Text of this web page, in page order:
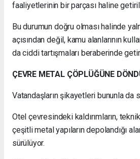
faaliyetlerinin bir parçası haline
Bu durumun doğru olması halinde
açısından değil, kamu alanlarının
da ciddi tartışmaları beraberinde
ÇEVRE METAL ÇÖPLÜĞÜNE
Vatandaşların şikayetleri bununla da
Otel çevresindeki kaldırımların,
çeşitli metal yapıların depolandığı
sürülüyor.